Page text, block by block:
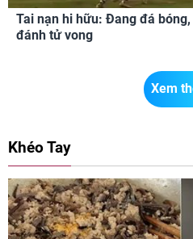
Tai nạn hi hữu: Đang đá
đánh tử vong
Xem
Khéo Tay